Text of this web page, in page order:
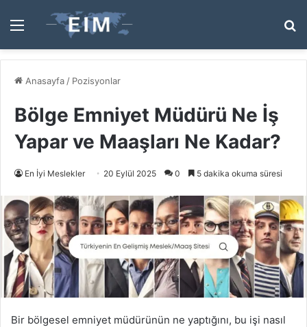
Menü
...
Anasayfa / Pozisyonlar
Bölge Emniyet Müdürü Ne İş
Yapar ve Maaşları Ne Kadar?
En İyi Meslekler 20 Eylül 2025 0 5 dakika okuma süresi
Bir bölgesel emniyet müdürünün ne yaptığını, bu işi nasıl